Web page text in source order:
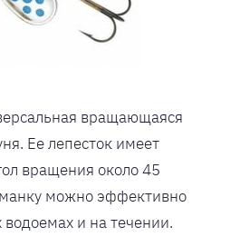
вращающаяся
Ее лепесток имеет
вращения около 45
можно эффективно
и на течении.